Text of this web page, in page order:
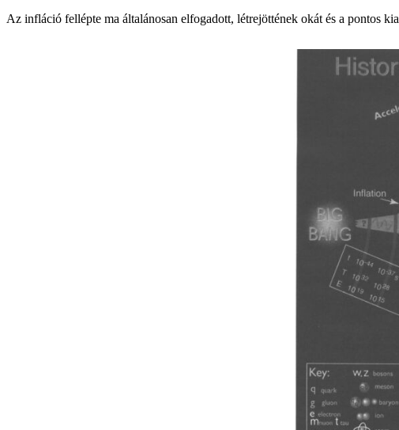
Az infláció fellépte ma általánosan elfogadott, létrejöttének okát és a pontos